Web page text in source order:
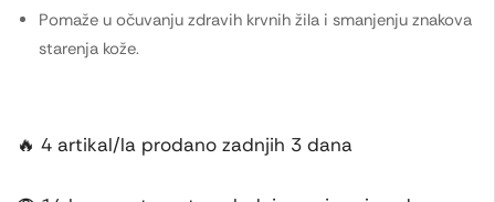
Pomaže u očuvanju zdravih krvnih žila i smanjenju znakova
starenja kože.
🔥 4 artikal/la prodano zadnjih 3 dana